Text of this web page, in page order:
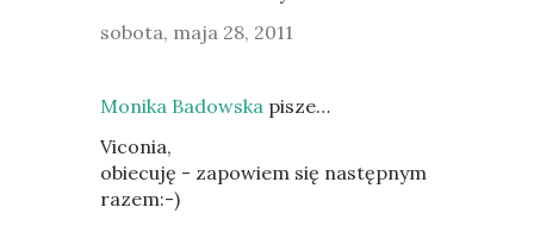
sobota, maja 28, 2011
Monika Badowska pisze…
Viconia,
obiecuję - zapowiem się następnym
razem:-)